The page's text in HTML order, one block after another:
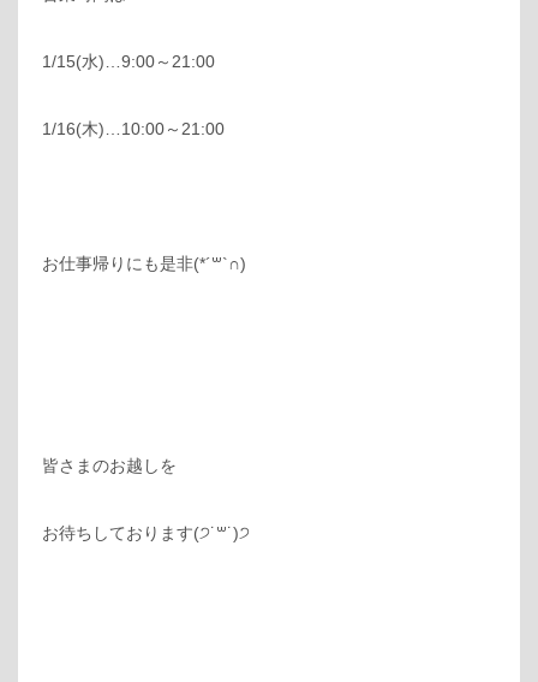
1/15(水)…9:00～21:00
1/16(木)…10:00～21:00
お仕事帰りにも是非‪(*´꒳`∩)‬
皆さまのお越しを
お待ちしております(੭˙꒳​˙)੭